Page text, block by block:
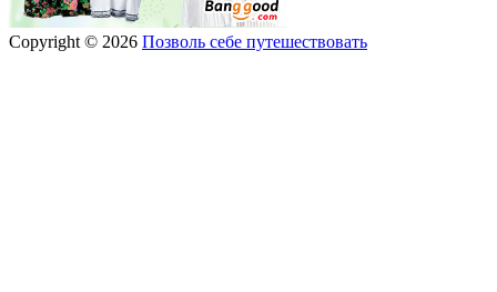
Copyright © 2026 Позволь себе путешествовать